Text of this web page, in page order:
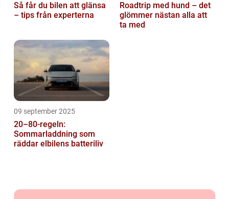
Så får du bilen att glänsa
– tips från experterna
Roadtrip med hund – det
glömmer nästan alla att
ta med
09 september 2025
20–80-regeln:
Sommarladdning som
räddar elbilens batteriliv